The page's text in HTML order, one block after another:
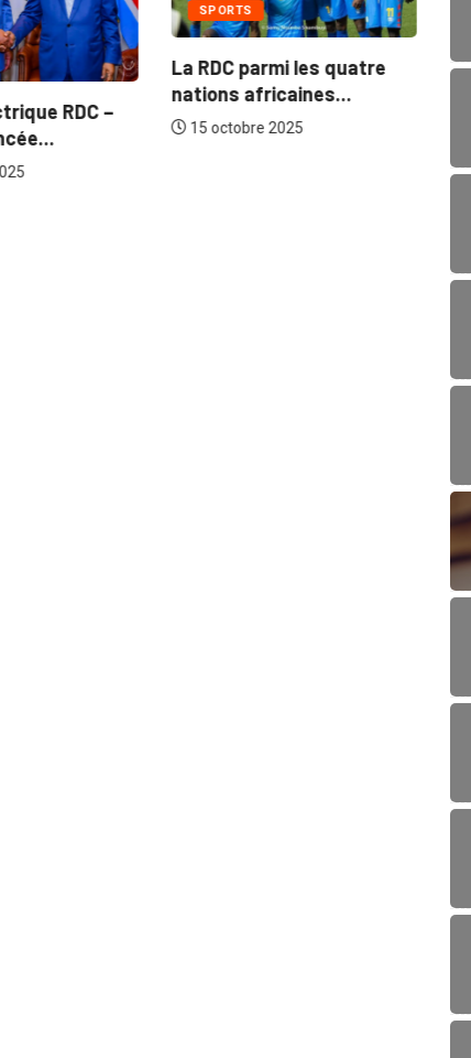
RDC –
SPORTS
La RDC parmi les quatre
nations africaines...
15 octobre 2025